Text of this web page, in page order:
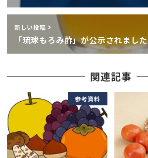
新しい投稿
「琉球もろみ酢」が公示されました
関連記事
参考資料